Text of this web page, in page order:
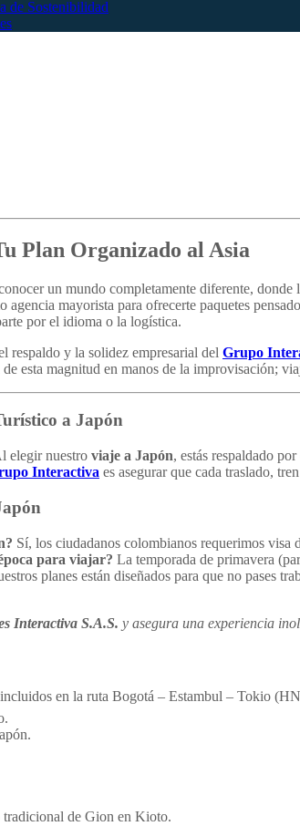
de Sostenibilidad
Plan Organizado al Asia
un mundo completamente diferente,
agencia mayorista para ofrecerte paquetes
por el idioma o la logística.
respaldo y la solidez empresarial del Grupo
esta magnitud en manos de la improvisación;
a Japón
elegir nuestro viaje a Japón, estás respaldado por
Interactiva es asegurar que cada traslado,
Sí, los ciudadanos colombianos requerimos visa
para viajar? La temporada de primavera
planes están diseñados para que no pases
Interactiva S.A.S. y asegura una experiencia
en la ruta Bogotá – Estambul – Tokio
de Gion en Kioto.